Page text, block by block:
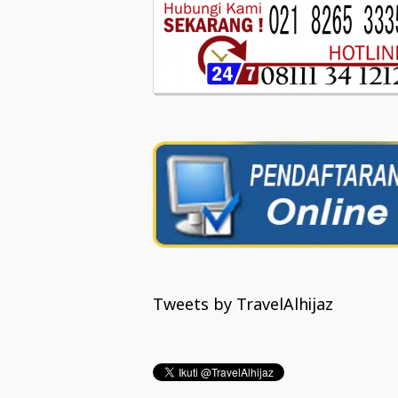
Tweets by TravelAlhijaz